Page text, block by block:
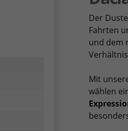
Der
Fahrten
und dem
Mit
wählen